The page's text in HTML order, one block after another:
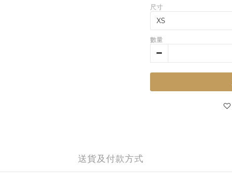
尺寸
數量
送貨及付款方式